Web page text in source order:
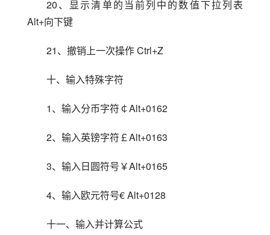
20、显示清单的当前列中的数值下拉列表
Alt+向下键
21、撤销上一次操作 Ctrl+Z
十、输入特殊字符
1、输入分币字符￠Alt+0162
2、输入英镑字符￡Alt+0163
3、输入日圆符号￥Alt+0165
4、输入欧元符号€ Alt+0128
十一、输入并计算公式